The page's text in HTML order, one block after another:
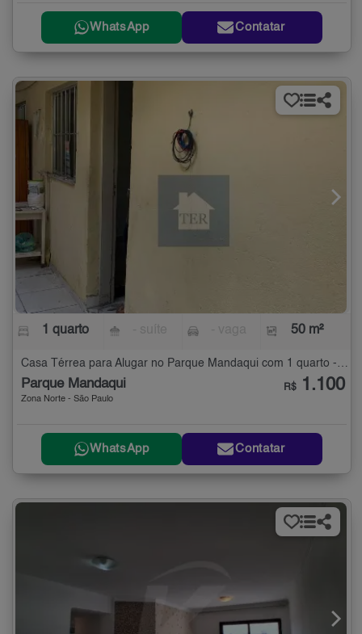
WhatsApp Contatar
1 quarto 50 m²
Parque Mandaqui
Zona Norte - São Paulo
R$ 1.100
WhatsApp Contatar